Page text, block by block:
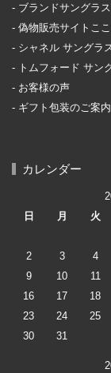
ブランドサングラ
偽物販売サイトこ
シャネル サングラ
トムフォード サン
お客様の声
ギフト包装のご案内
カレンダー
日
月 火
2
3 4
9
10 11
16
17 18
23
24 25
30
31